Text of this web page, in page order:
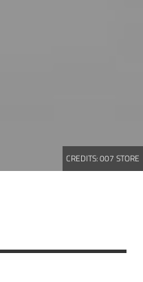
CREDITS:007 STORE